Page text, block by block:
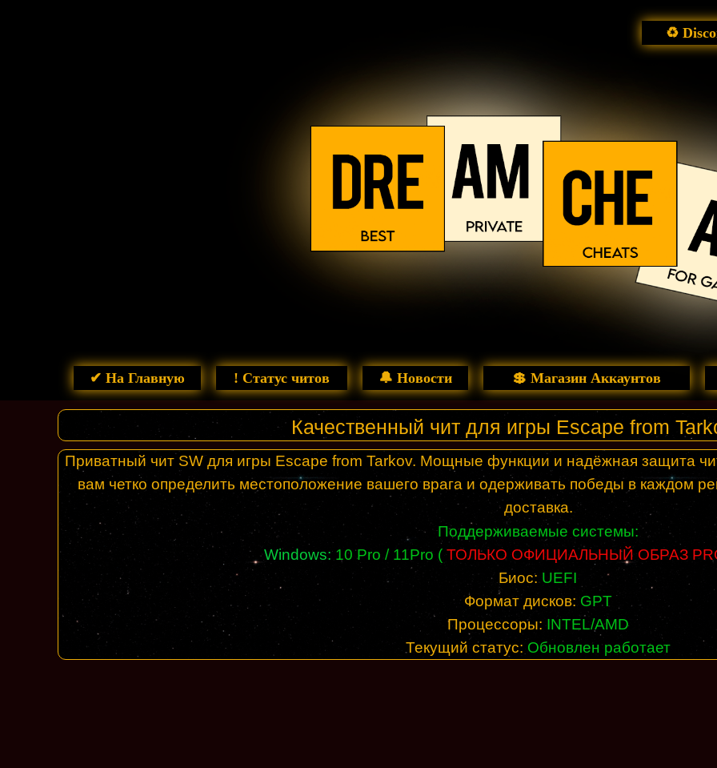
💲 Магазин Аккаунтов
🔔 Новости
! Статус читов
✔ На Главную
♻
Качественный чит для игры Escape from
Приватный чит SW для игры Escape from Tarkov. Мощные функции и надёжная защита
вам четко определить местоположение вашего врага и одерживать победы в каждом
доставка.
Поддерживаемые системы:
Windows:10 Pro / 11Pro ( ТОЛЬКО ОФИЦИАЛЬНЫЙ ОБРАЗ
Биос: UEFI
Формат дисков: GPT
Процессоры: INTEL/AMD
Текущий статус: Обновлен работает